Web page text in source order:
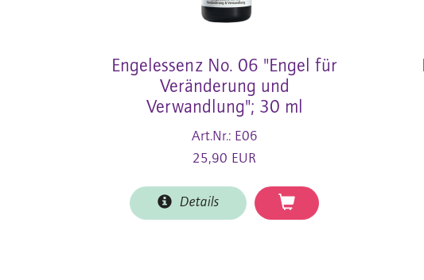
Engelessenz No. 06 "Engel für
Veränderung und
Verwandlung"; 30 ml
Art.Nr.: E06
25,90 EUR
Details